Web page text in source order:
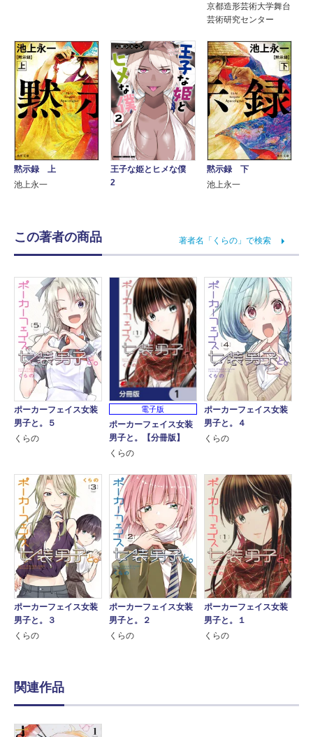
京都造形芸術大学舞台
芸術研究センター
黙示録 上
池上永一
王子な姫とヒメな僕
2
黙示録 下
池上永一
この著者の商品 著者名「くらの」で検索
ポーカーフェイス女装
男子と。５
くらの
電子版
ポーカーフェイス女装
男子と。【分冊版】
くらの
ポーカーフェイス女装
男子と。４
くらの
ポーカーフェイス女装
男子と。３
くらの
ポーカーフェイス女装
男子と。２
くらの
ポーカーフェイス女装
男子と。１
くらの
関連作品